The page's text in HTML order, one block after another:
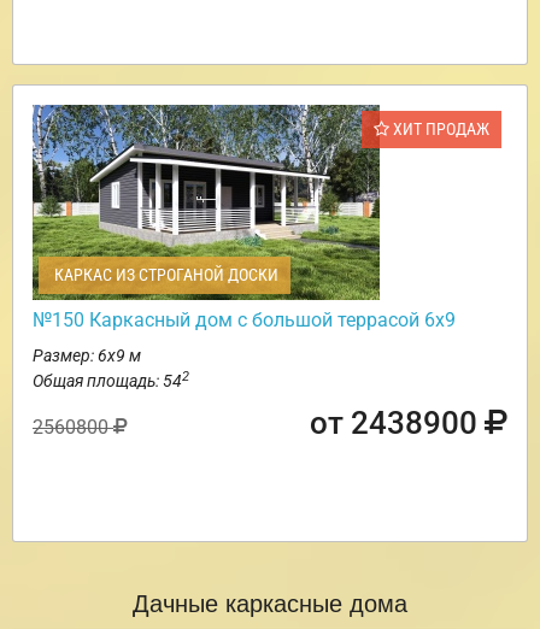
ХИТ ПРОДАЖ
КАРКАС ИЗ СТРОГАНОЙ ДОСКИ
№150 Каркасный дом с большой террасой 6х9
Размер: 6х9 м
Общая площадь: 542
2560800 от 2438900
Дачные каркасные дома